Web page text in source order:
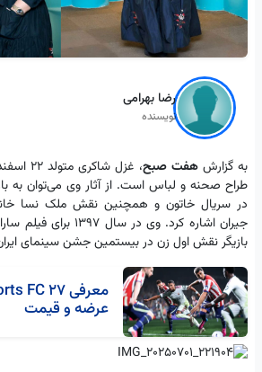
رضا بهرامی
نویسنده
به گزارشهفت صبح
طراح صحنه و لباس است. از آثار وی می‌توان به
در سریال خاتون و همچنین نقش ملک نسا
جیران اشاره کرد. وی در
بازیگر نقش اول زن در بیستمین جشن سینمای
عرضه و قیمت